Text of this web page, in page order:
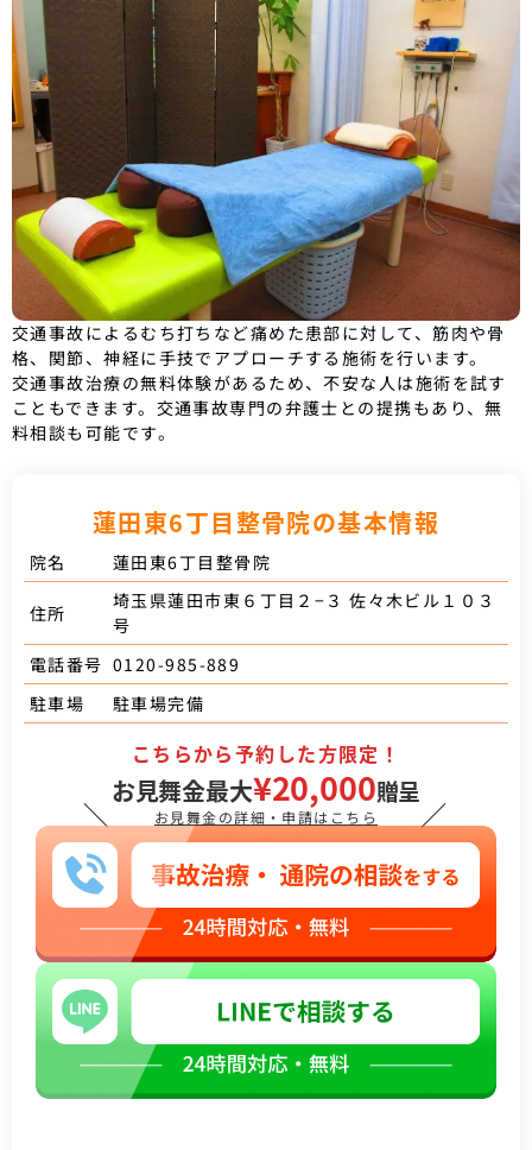
交通事故によるむち打ちなど痛めた患部に対して、筋肉や骨
格、関節、神経に手技でアプローチする施術を行います。
交通事故治療の無料体験があるため、不安な人は施術を試す
こともできます。交通事故専門の弁護士との提携もあり、無
料相談も可能です。
蓮田東6丁目整骨院の基本情報
院名 蓮田東6丁目整骨院
住所
埼玉県蓮田市東６丁目２−３ 佐々木ビル１０３
号
電話番号 0120-985-889
駐車場
駐車場完備
＼
こちらから予約した方限定！
お見舞金最大¥20,000贈呈
お見舞金の詳細・申請はこちら ／